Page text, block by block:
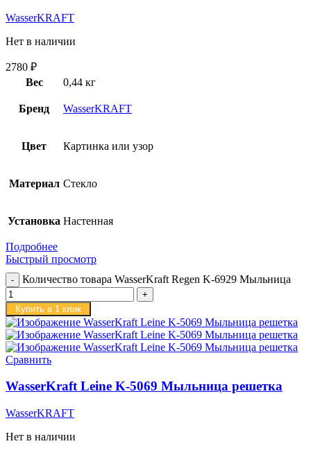
WasserKRAFT
Нет в наличии
2780 ₽
Вес
0,44 кг
Бренд WasserKRAFT
Цвет Картинка или узор
Материал Стекло
Установка Настенная
Подробнее
Быстрый просмотр
Количество товара WasserKraft Regen K-6929 Мыльница
Купить в 1 клик
Сравнить
WasserKraft Leine K-5069 Мыльница решетка
WasserKRAFT
Нет в наличии